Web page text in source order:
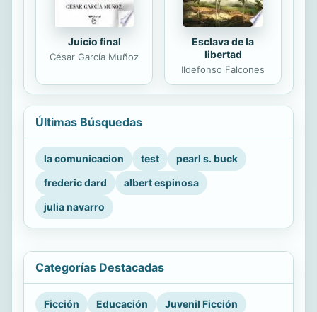
Juicio final
César García Muñoz
Esclava de la
libertad
Ildefonso Falcones
Últimas Búsquedas
la comunicacion test
pearl s. buck
frederic dard
albert espinosa
julia navarro
Categorías Destacadas
Ficción Educación Juvenil Ficción